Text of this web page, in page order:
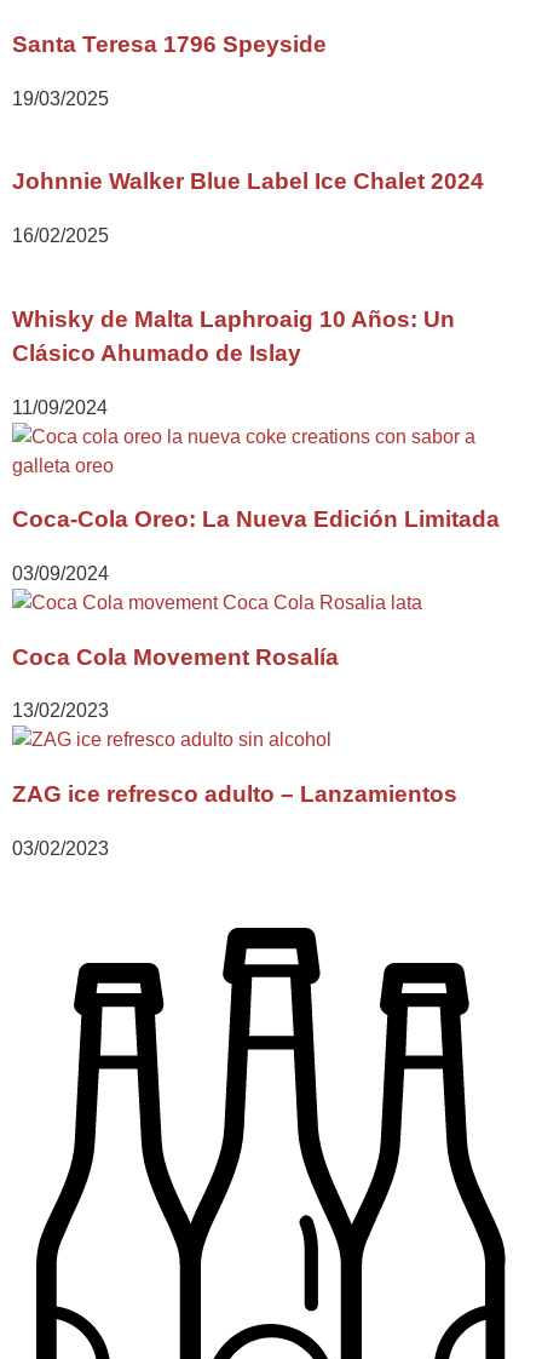
Santa Teresa 1796 Speyside
19/03/2025
Johnnie Walker Blue Label Ice Chalet 2024
16/02/2025
Whisky de Malta Laphroaig 10 Años: Un
Clásico Ahumado de Islay
11/09/2024
Coca-Cola Oreo: La Nueva Edición Limitada
03/09/2024
Coca Cola Movement Rosalía
13/02/2023
ZAG ice refresco adulto – Lanzamientos
03/02/2023